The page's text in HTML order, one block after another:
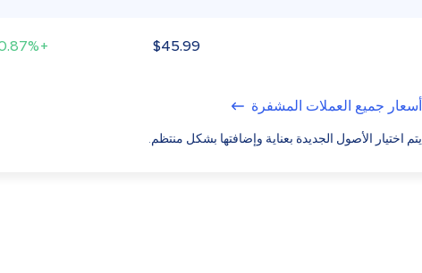
$45.99
+0.87%
أسعار جميع العملات المشفرة
يتم اختيار الأصول الجديدة بعناية وإضافتها بشكل منتظم.